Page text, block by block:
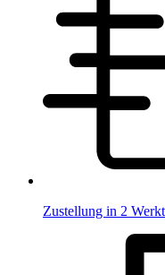
Zustellung in 2